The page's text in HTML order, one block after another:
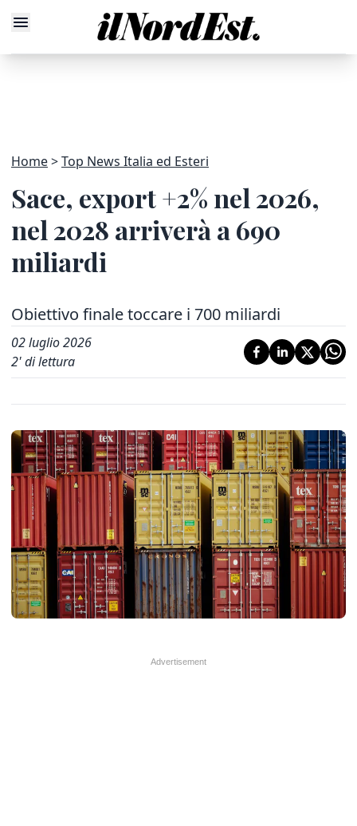
Home Top News Italia ed Esteri
Sace, export +2% nel 2026,
nel 2028 arriverà a 690
miliardi
Obiettivo finale toccare i 700 miliardi
02 luglio 2026
2' di lettura